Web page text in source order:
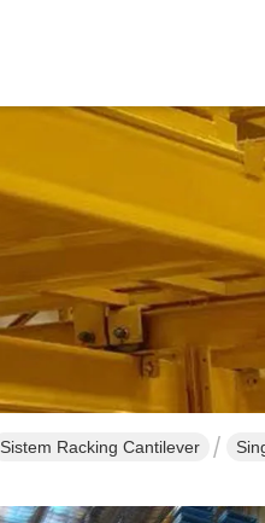
Sistem Racking Cantilever